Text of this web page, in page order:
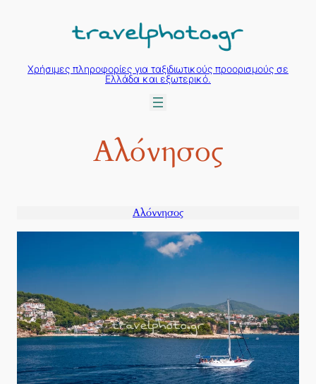
περιεχόμενο
Χρήσιμες πληροφορίες για ταξιδιωτικούς προορισμούς σε
Ελλάδα και εξωτερικό.
Αλόνησος
Αλόννησος